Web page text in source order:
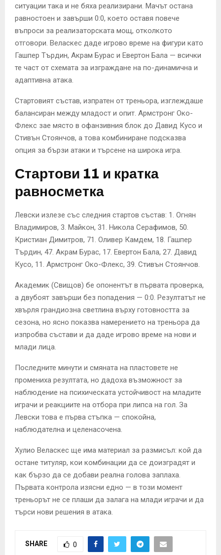
ситуации така и не бяха реализирани. Мачът остана
равностоен и завърши 0:0, което оставя повече
въпроси за реализаторската мощ, отколкото
отговори. Веласкес даде игрово време на фигури като
Гашпер Търдин, Акрам Бурас и Евертон Бала — всички
те част от схемата за изграждане на по-динамична и
адаптивна атака.
Стартовият състав, изпратен от треньора, изглеждаше
балансиран между младост и опит. Армстронг Око-
Флекс зае място в офанзивния блок до Давид Кусо и
Стивън Стоянчов, а това комбиниране подсказва
опция за бързи атаки и търсене на широка игра.
Стартови 11 и кратка
равносметка
Левски излезе със следния стартов състав: 1. Огнян
Владимиров, 3. Майкон, 31. Никола Серафимов, 50.
Кристиан Димитров, 71. Оливер Камдем, 18. Гашпер
Търдин, 47. Акрам Бурас, 17. Евертон Бала, 27. Давид
Кусо, 11. Армстронг Око-Флекс, 39. Стивън Стоянчов.
Академик (Свищов) бе опонентът в първата проверка,
а двубоят завърши без попадения — 0:0. Резултатът не
хвърля грандиозна светлина върху готовността за
сезона, но ясно показва намерението на треньора да
изпробва състави и да даде игрово време на нови и
млади лица.
Последните минути и смяната на пластовете не
промениха резултата, но дадоха възможност за
наблюдение на психическата устойчивост на младите
играчи и реакциите на отбора при липса на гол. За
Левски това е първа стъпка — спокойна,
наблюдателна и целенасочена.
Хулио Веласкес ще има материал за размисъл: кой да
остане титуляр, кои комбинации да се доизградят и
как бързо да се добави реална голова заплаха.
Първата контрола изясни едно — в този момент
треньорът не се плаши да залага на млади играчи и да
търси нови решения в атака.
SHARE 0